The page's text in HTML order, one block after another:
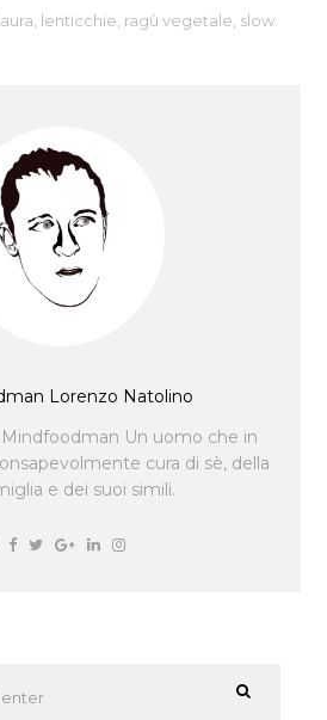
lenticchie ragù vegetale slow
Lorenzo Natolino
Un uomo che in
cura di sè, della
e dei suoi simili.